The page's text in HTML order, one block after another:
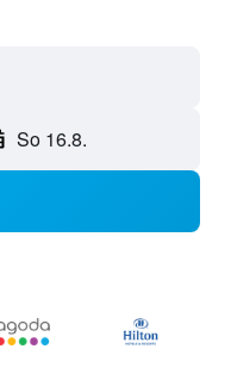
So 16.8.